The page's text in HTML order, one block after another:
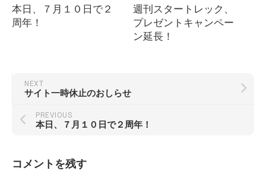
本日、７月１０日で２
周年！
週刊スタートレック、
プレゼントキャンペー
ン延長！
NEXT
サイト一時休止のおしらせ
PREVIOUS
本日、７月１０日で２周年！
コメントを残す